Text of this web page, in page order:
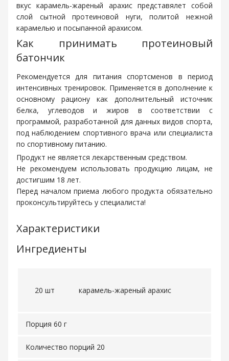
вкус карамель-жареный арахис представялет собой
слой сытной протеиновой нуги, политой нежной
карамелью и посыпанной арахисом.
Как принимать протеиновый
батончик
Рекомендуется для питания спортсменов в период
интенсивных тренировок. Применяется в дополнение к
основному рациону как дополнительный источник
белка, углеводов и жиров в соответствии с
программой, разработанной для данных видов спорта,
под наблюдением спортивного врача или специалиста
по спортивному питанию.
Продукт не является лекарственным средством.
Не рекомендуем использовать продукцию лицам, не
достигшим 18 лет.
Перед началом приема любого продукта обязательно
проконсультируйтесь у специалиста!
Характеристики
Ингредиенты
20 шт карамель-жареный арахис
Порция 60 г
Количество порций 20